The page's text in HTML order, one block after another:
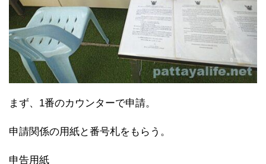
まず、1番のカウンターで申請。
申請関係の用紙と番号札をもらう。
申告用紙